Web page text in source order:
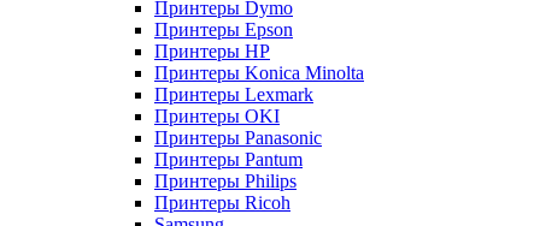
Принтеры Dymo
Принтеры Epson
Принтеры HP
Принтеры Konica Minolta
Принтеры Lexmark
Принтеры OKI
Принтеры Panasonic
Принтеры Pantum
Принтеры Philips
Принтеры Ricoh